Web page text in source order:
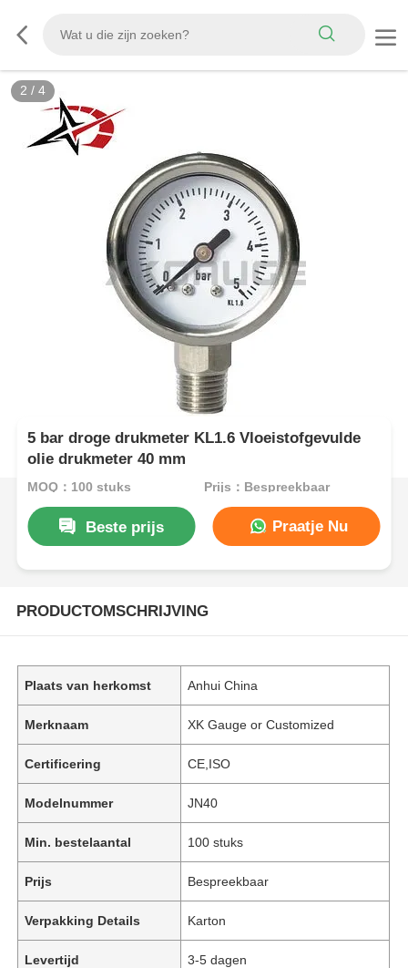
2 / 4
5 bar droge drukmeter KL1.6 Vloeistofgevulde
olie drukmeter 40 mm
MOQ：100 stuks Prijs：Bespreekbaar
Beste prijs Praatje Nu
PRODUCTOMSCHRIJVING
Plaats van herkomst Anhui China
Merknaam XK Gauge or Customized
Certificering CE,ISO
Modelnummer JN40
Min. bestelaantal 100 stuks
Prijs Bespreekbaar
Verpakking Details Karton
Levertijd 3-5 dagen